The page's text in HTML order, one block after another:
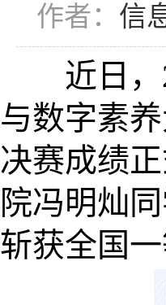
作者： 信
近日，
与数字素
决赛成绩
院冯明灿
斩获全国